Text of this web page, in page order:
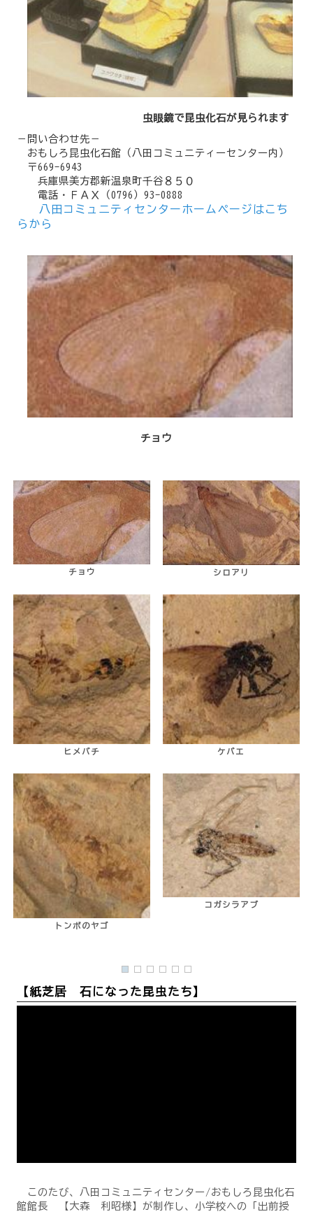
虫眼鏡で昆虫化石が見られます
－問い合わせ先－
おもしろ昆虫化石館（八田コミュニティーセンター内）
〒669-6943
兵庫県美方郡新温泉町千谷８５０
電話・ＦＡＸ（0796）93-0888
八田コミュニティセンターホームページはこち
らから
チョウ
チョウ シロアリ
ヒメバチ ケバエ
トンボのヤゴ
コガシラアブ
【紙芝居 石になった昆虫たち】
このたび、八田コミュニティセンター/おもしろ昆虫化石
館館長 【大森 利昭様】が制作し、小学校への「出前授